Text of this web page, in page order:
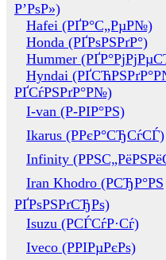
Р’РѕР»)
Hafei (РҐР°С„РµР№)
Honda (РҐРѕРЅРґР°)
Hummer
Hyndai
РҐСѓРЅРґР°Р№)
I-van (Р-РІР°РЅ)
Ikarus (РРєР°СЂСѓСЃ)
Infinity
Iran Khodro (РСЂР°РЅ
РҐРѕРЅРґСЂРѕ)
Isuzu (РСЃСѓР·Сѓ)
Iveco (РРІРµРєРѕ)